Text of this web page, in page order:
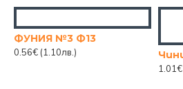
ФУНИЯ №3 Ф13
0.56€ (1.10лв.)
1.01€